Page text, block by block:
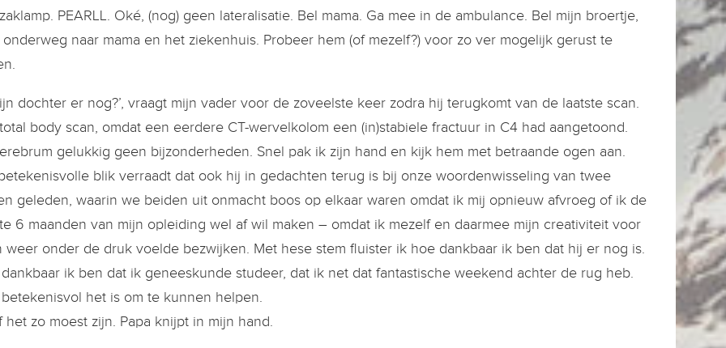
PEARLL. Oké, (nog) geen lateralisatie. Bel mama. Ga mee in de ambulance. Bel mijn broertje,
naar mama en het ziekenhuis. Probeer hem (of mezelf?) voor zo ver mogelijk gerust te
dochter er nog?’, vraagt mijn vader voor de zoveelste keer zodra hij terugkomt van de laatste scan.
body scan, omdat een eerdere CT-wervelkolom een (in)stabiele fractuur in C4 had aangetoond.
gelukkig geen bijzonderheden. Snel pak ik zijn hand en kijk hem met betraande ogen aan.
blik verraadt dat ook hij in gedachten terug is bij onze woordenwisseling van twee
geleden, waarin we beiden uit onmacht boos op elkaar waren omdat ik mij opnieuw afvroeg of ik de
6 maanden van mijn opleiding wel af wil maken – omdat ik mezelf en daarmee mijn creativiteit voor
weer onder de druk voelde bezwijken. Met hese stem fluister ik hoe dankbaar ik ben dat hij er nog is.
ik ben dat ik geneeskunde studeer, dat ik net dat fantastische weekend achter de rug heb.
het is om te kunnen helpen.
het zo moest zijn. Papa knijpt in mijn hand.